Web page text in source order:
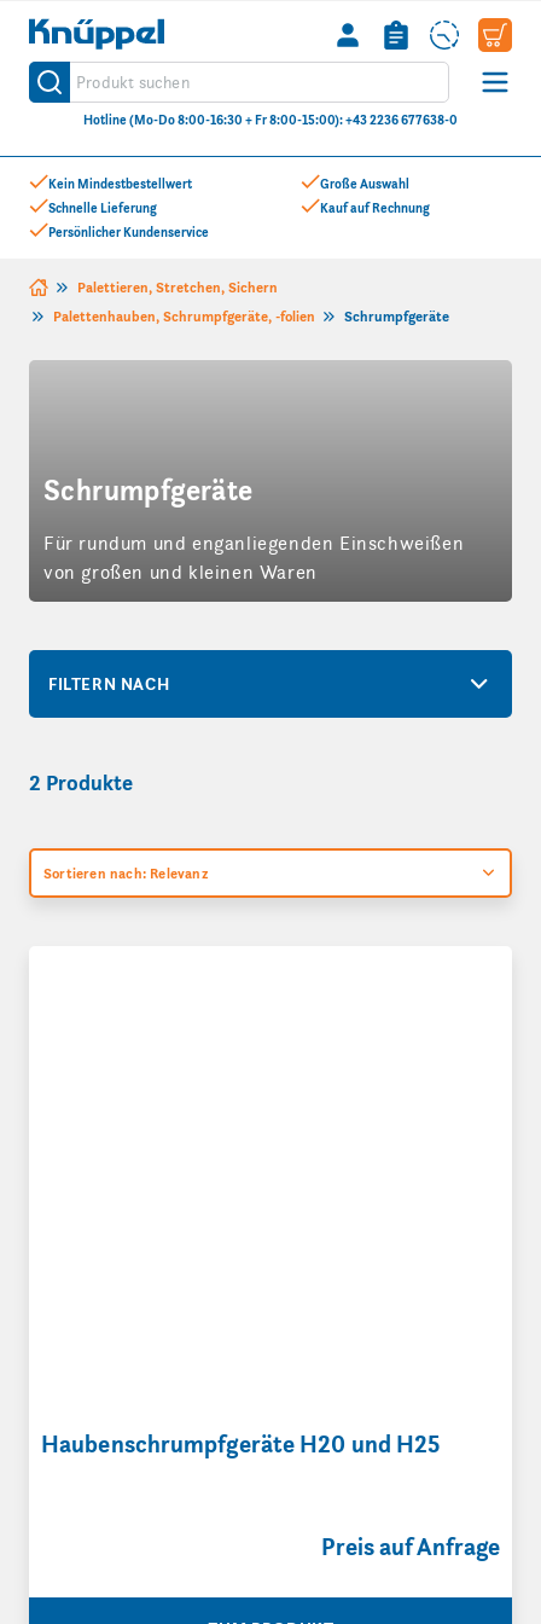
Kein Mindestbestellwert
Schnelle Lieferung
Persönlicher Kundenservice
Große Auswahl
Kauf auf Rechnung
Knüppel
Produkt suchen
Suche
Hotline (Mo-Do 8:00-16:30 + Fr 8:00-15:00): +43 2236 677638-0
Zum Inhalt springen
Palettieren, Stretchen, Sichern
Palettenhauben, Schrumpfgeräte, -folien
Schrumpfgeräte
Schrumpfgeräte
Für rundum und enganliegenden Einschweißen
von großen und kleinen Waren
FILTERN NACH
2 Produkte
Sortieren nach: Relevanz
Haubenschrumpfgeräte H20 und H25
Preis auf Anfrage